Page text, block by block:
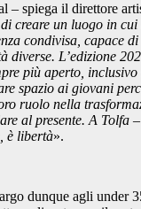
– spiega il direttore
creare un luogo in cui
condivisa, capace
diverse. L’edizione
più aperto,
spazio ai giovani
ruolo nella
al presente. A Tolfa
è libertà».
dunque agli under